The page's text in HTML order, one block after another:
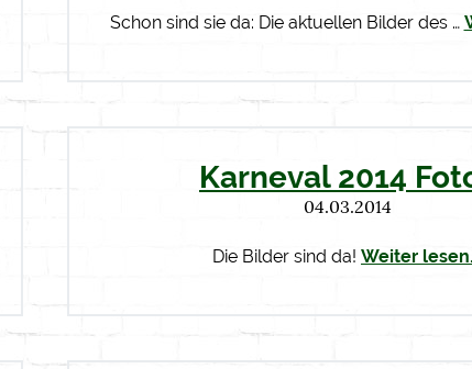
Schon sind sie da: Die aktuellen Bilder des …
Karneval 2014
04.03.2014
Die Bilder sind da! Weiter